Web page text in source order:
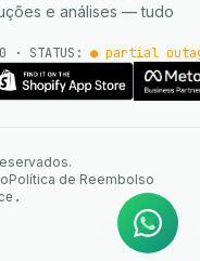
e análises — tudo
· STATUS: ● partial
Política de Reembolso